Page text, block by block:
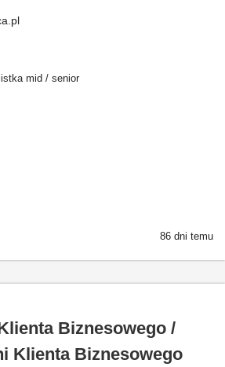
mid / senior
86 dni temu
Biznesowego /
Klienta Biznesowego